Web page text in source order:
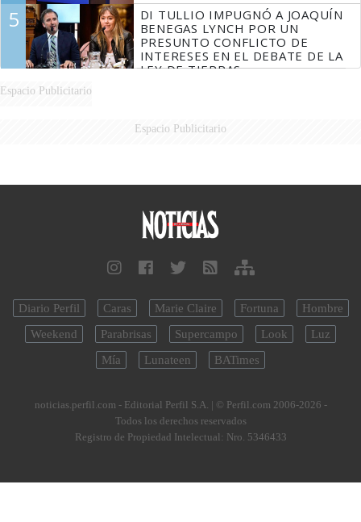
5
DI TULLIO IMPUGNÓ A JOAQUÍN
BENEGAS LYNCH POR UN
PRESUNTO CONFLICTO DE
INTERESES EN EL DEBATE DE LA
LEY DE TIERRAS
Espacio Publicitario
Espacio Publicitario
Diario Perfil Caras Marie Claire Fortuna
Hombre
Weekend
Parabrisas Supercampo Look
Luz
Mía
Lunateen BATimes
noticias.perfil.com - Editorial Perfil S.A. | © Perfil.com 2006-2026 -
Todos los derechos reservados
Registro de Propiedad Intelectual: Nro. 5346433